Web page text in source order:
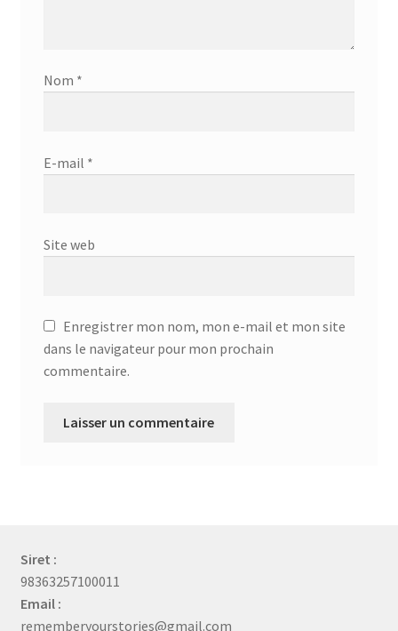
Nom *
E-mail *
Site web
Enregistrer mon nom, mon e-mail et mon site
dans le navigateur pour mon prochain
commentaire.
Siret :
98363257100011
Email :
rememberyourstories@gmail.com